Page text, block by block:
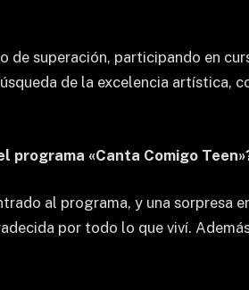
superación, participando en
de la excelencia artística,
programa «Canta Comigo
al programa, y ​​una sorpresa
por todo lo que viví.